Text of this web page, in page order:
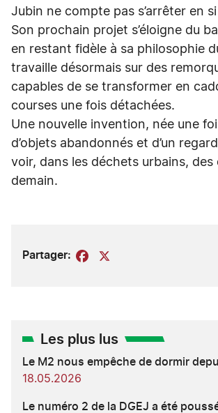
Jubin ne compte pas s’arrêter en
Son prochain projet s’éloigne du
en restant fidèle à sa philosophie
travaille désormais sur des
capables de se transformer en
courses une fois détachées.
Une nouvelle invention, née une
d’objets abandonnés et d’un
voir, dans les déchets urbains, des
demain.
Partager: Facebook
Les plus lus
Le M2 nous empêche de dormir
18.05.2026
Le numéro 2 de la DGEJ a été